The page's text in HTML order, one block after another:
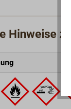
Hinweise